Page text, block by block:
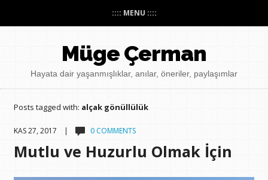
:::: MENU ::::
Müge Çerman
Hayata dair yaşanmışlıklar, anılar, öneriler, paylaşımlar
Posts tagged with: alçak gönüllülük
KAS 27, 2017 | 0 COMMENTS
Mutlu ve Huzurlu Olmak İçin